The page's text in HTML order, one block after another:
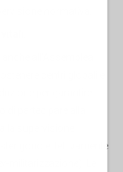
normativa.
all'Assemblea
centri globali e
per garantire
di partecipare alla
supervisione
effettivamente
militarizzazione). Le